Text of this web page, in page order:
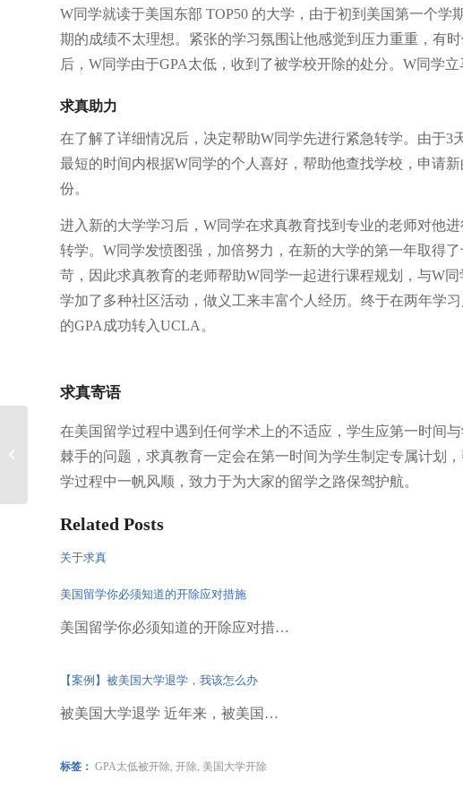
W同学就读于美国东部 TOP50 的大学，由于初到美国第一个
期的成绩不太理想。紧张的学习氛围让他感觉到压力重重，有
后，W同学由于GPA太低，收到了被学校开除的处分。W同学
求真助力
在了解了详细情况后，决定帮助W同学先进行紧急转学。由于
最短的时间内根据W同学的个人喜好，帮助他查找学校，申请
份。
进入新的大学学习后，W同学在求真教育找到专业的老师对他进
转学。W同学发愤图强，加倍努力，在新的大学的第一年取得
苛，因此求真教育的老师帮助W同学一起进行课程规划，与W
学加了多种社区活动，做义工来丰富个人经历。终于在两年学
的GPA成功转入UCLA。
求真寄语
在美国留学过程中遇到任何学术上的不适应，学生应第一时间
棘手的问题，求真教育一定会在第一时间为学生制定专属计划
学过程中一帆风顺，致力于为大家的留学之路保驾护航。
Related Posts
关于求真
美国留学你必须知道的开除应对措施
美国留学你必须知道的开除应对措…
【案例】被美国大学退学，我该怎么办
被美国大学退学 近年来，被美国…
标签： GPA太低被开除, 开除, 美国大学开除
ED/EA/RD/RA